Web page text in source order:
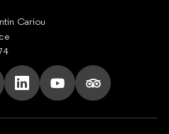
Cariou
sur Tik Tok
nous sur X
Suivez nous sur LinkedIn
Suivez nous sur
Suivez nous